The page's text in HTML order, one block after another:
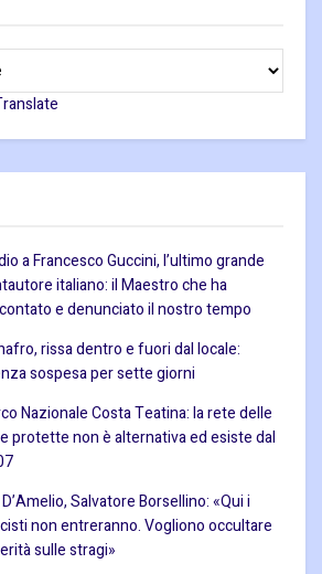
a Francesco Guccini, l’ultimo grande
italiano: il Maestro che ha
e denunciato il nostro tempo
rissa dentro e fuori dal locale:
sospesa per sette giorni
Nazionale Costa Teatina: la rete delle
protette non è alternativa ed esiste dal
Salvatore Borsellino: «Qui i
non entreranno. Vogliono occultare
sulle stragi»